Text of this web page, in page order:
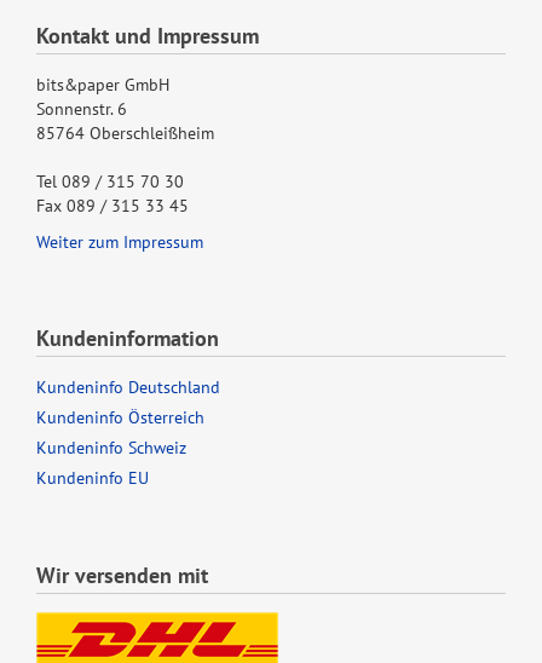
Kontakt und Impressum
bits&paper GmbH
Sonnenstr. 6
85764 Oberschleißheim
Tel 089 / 315 70 30
Fax 089 / 315 33 45
Weiter zum Impressum
Kundeninformation
Kundeninfo Deutschland
Kundeninfo Österreich
Kundeninfo Schweiz
Kundeninfo EU
Wir versenden mit